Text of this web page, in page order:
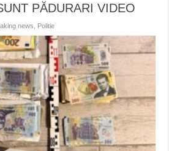
PĂDURARI VIDEO
news Politie